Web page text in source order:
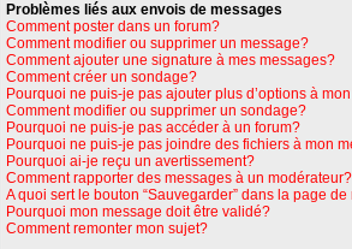
Problèmes liés aux envois de messages
Comment poster dans un forum?
Comment modifier ou supprimer un message?
Comment ajouter une signature à mes messages?
Comment créer un sondage?
Pourquoi ne puis-je pas ajouter plus d’options à
Comment modifier ou supprimer un sondage?
Pourquoi ne puis-je pas accéder à un forum?
Pourquoi ne puis-je pas joindre des fichiers à mon
Pourquoi ai-je reçu un avertissement?
Comment rapporter des messages à un modérateur?
A quoi sert le bouton “Sauvegarder” dans la page
Pourquoi mon message doit être validé?
Comment remonter mon sujet?